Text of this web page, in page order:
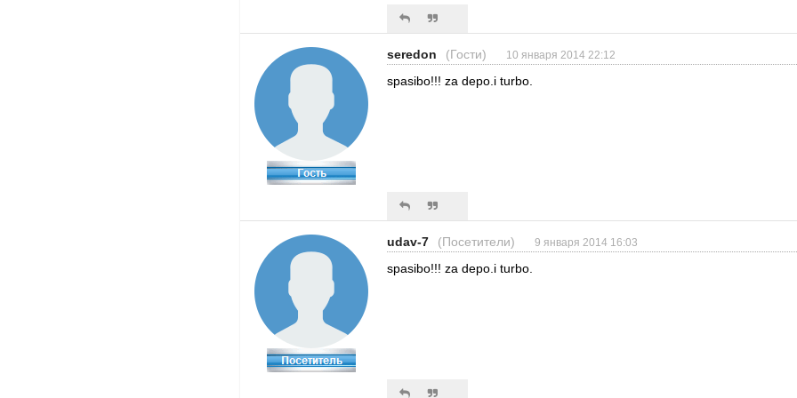
seredon (Гости) 10 января 2014 22:12
spasibo!!! za depo.i turbo.
udav-7 (Посетители) 9 января 2014 16:03
spasibo!!! za depo.i turbo.